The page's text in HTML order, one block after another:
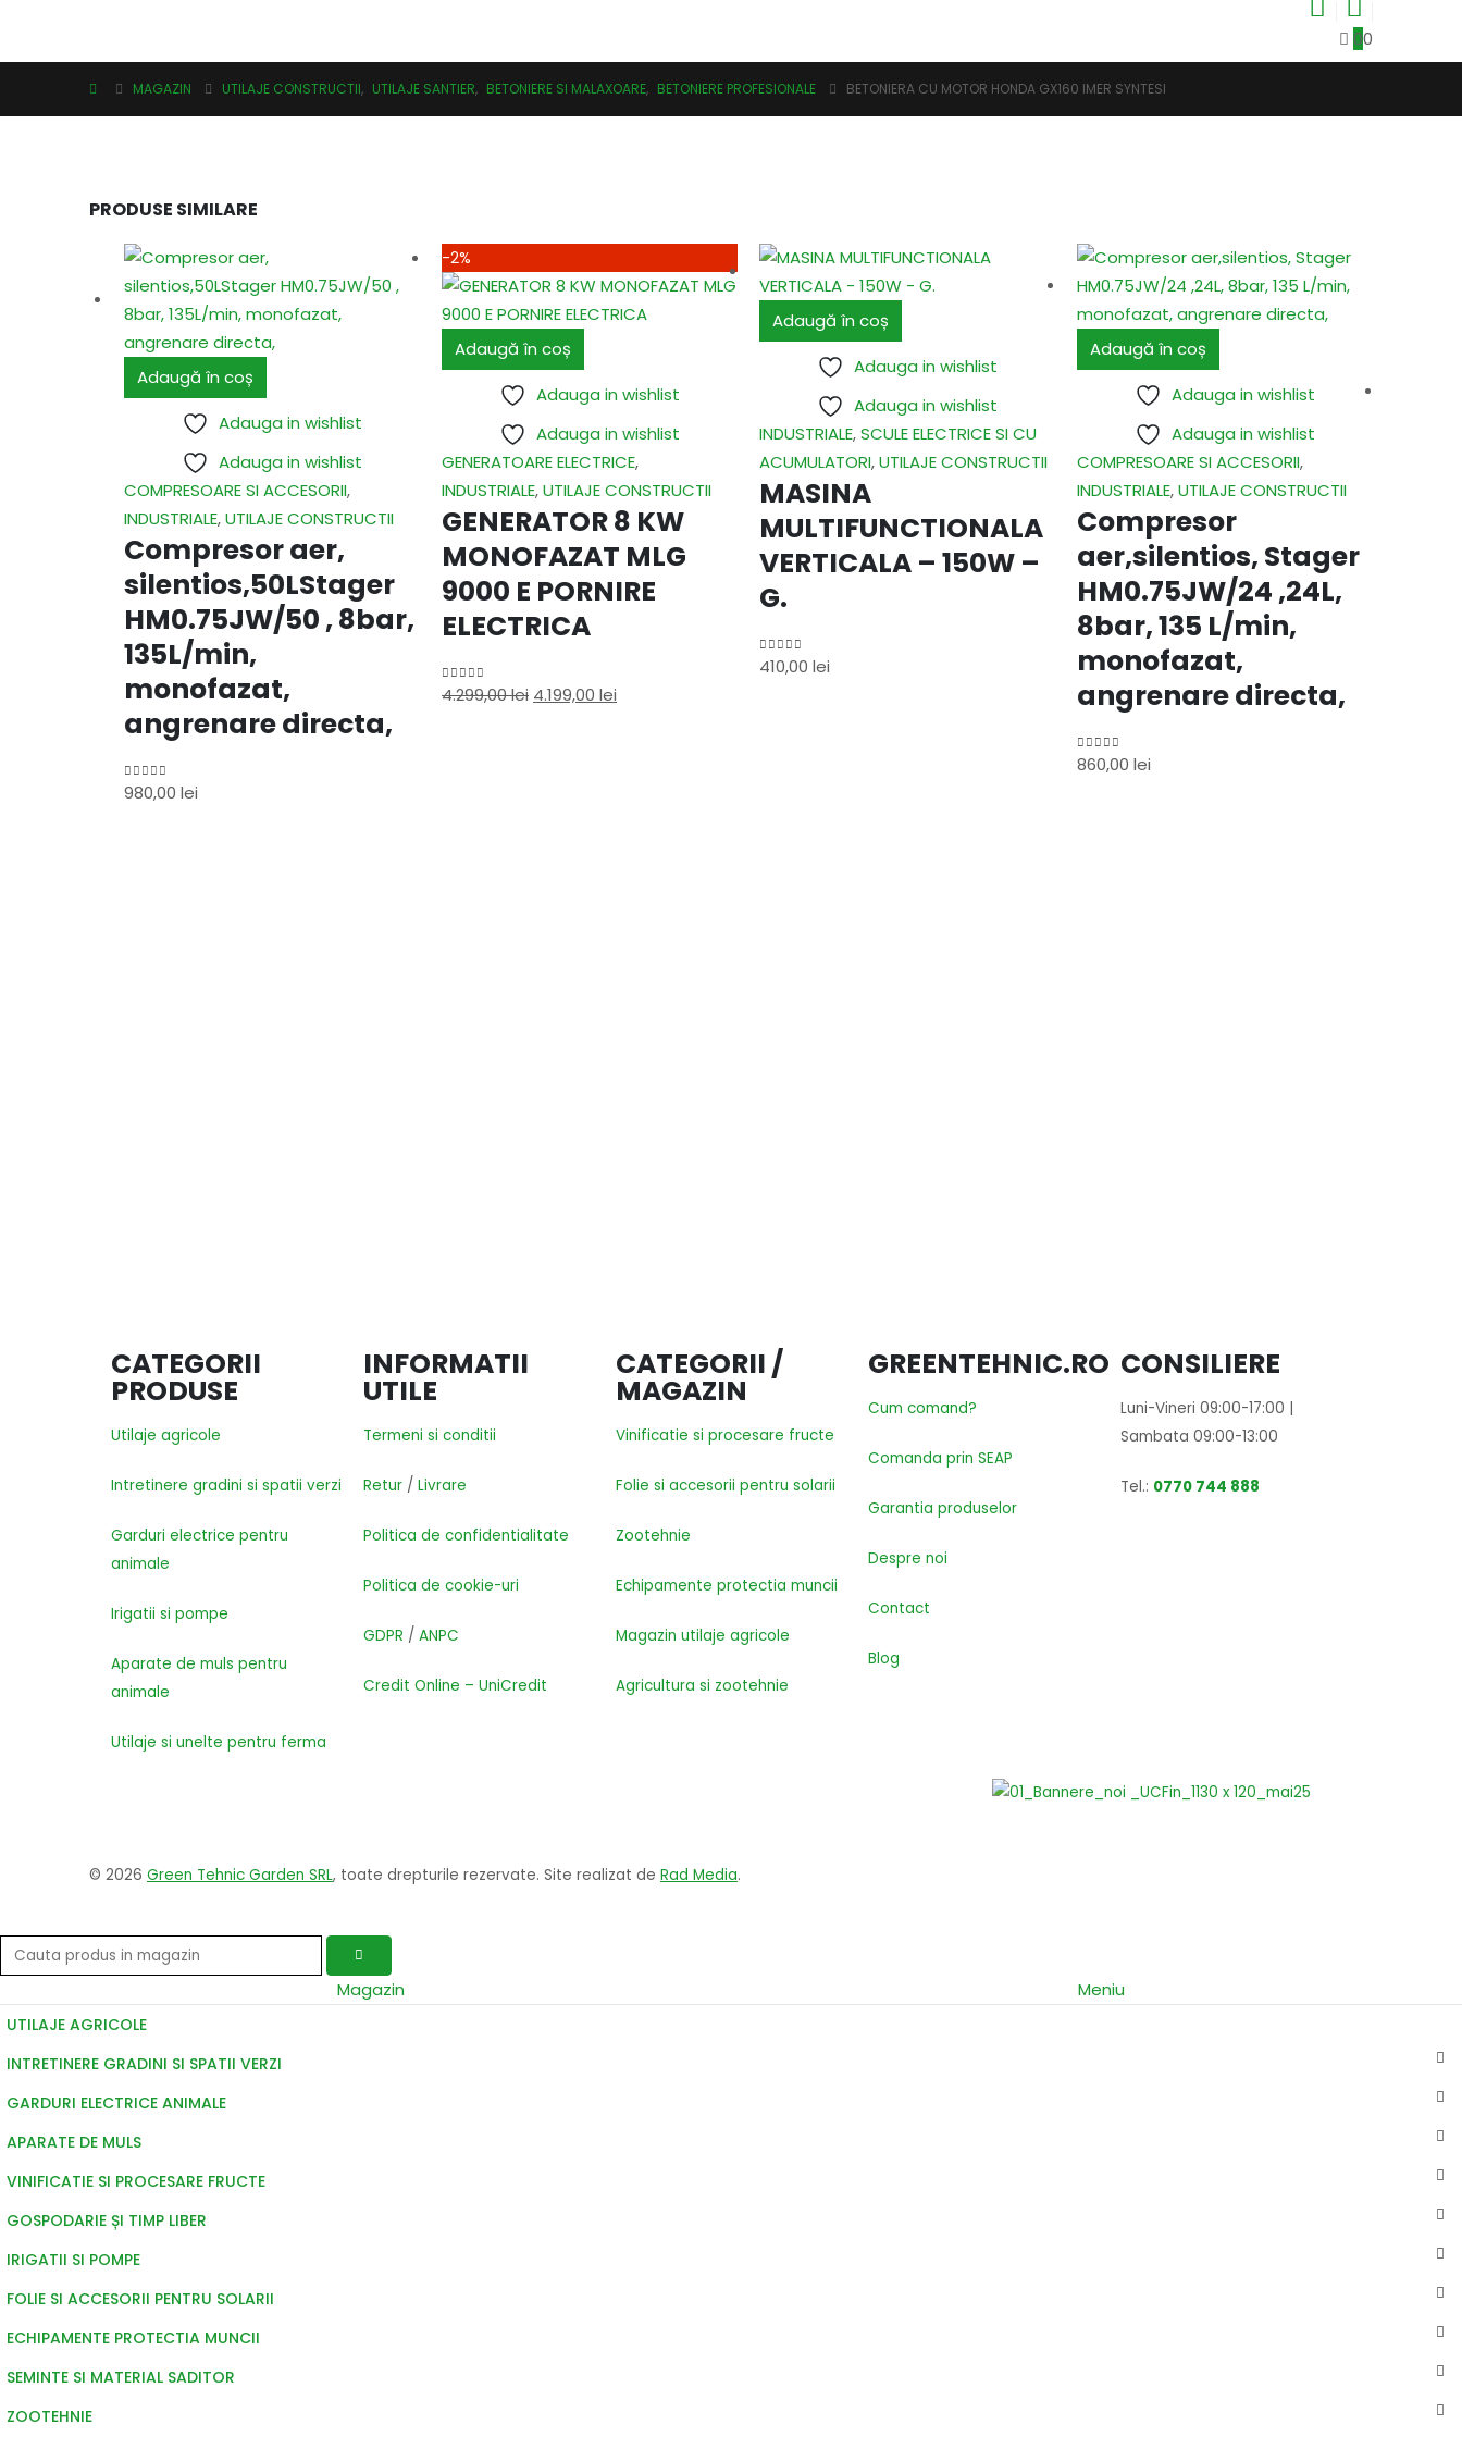
00
MAGAZIN UTILAJE CONSTRUCTII, UTILAJE SANTIER, BETONIERE SI MALAXOARE, BETONIERE PROFESIONALE BETONIERA CU MOTOR HONDA GX160 IMER SYNTESI
PRODUSE SIMILARE
Adaugă în coș
Adauga in wishlist
Adauga in wishlist
COMPRESOARE SI ACCESORII,
INDUSTRIALE,UTILAJE CONSTRUCTII
Compresor aer,
silentios,50LStager
HM0.75JW/50 , 8bar,
135L/min,
monofazat,
angrenare directa,
0out of 5
980,00 lei
-2%
Adaugă în coș
Adauga in wishlist
Adauga in wishlist
GENERATOARE ELECTRICE,
INDUSTRIALE,UTILAJE CONSTRUCTII
GENERATOR 8 KW
MONOFAZAT MLG
9000 E PORNIRE
ELECTRICA
0out of 5
4.299,00lei 4.199,00 lei
Adaugă în coș
Adauga in wishlist
Adauga in wishlist
INDUSTRIALE,SCULE ELECTRICE SI CU
ACUMULATORI,UTILAJE CONSTRUCTII
MASINA
MULTIFUNCTIONALA
VERTICALA – 150W –
G.
0out of 5
410,00 lei
Adaugă în coș
Adauga in wishlist
Adauga in wishlist
COMPRESOARE SI ACCESORII,
INDUSTRIALE,UTILAJE CONSTRUCTII
Compresor
aer,silentios, Stager
HM0.75JW/24 ,24L,
8bar, 135 L/min,
monofazat,
angrenare directa,
0out of 5
860,00 lei
CATEGORII
PRODUSE
Utilaje agricole
Intretinere gradini si spatii verzi
Garduri electrice pentru
animale
Irigatii si pompe
Aparate de muls pentru
animale
Utilaje si unelte pentru ferma
INFORMATII
UTILE
Termeni si conditii
Retur / Livrare
Politica de confidentialitate
Politica de cookie-uri
GDPR / ANPC
Credit Online – UniCredit
CATEGORII /
MAGAZIN
Vinificatie si procesare fructe
Folie si accesorii pentru solarii
Zootehnie
Echipamente protectia muncii
Magazin utilaje agricole
Agricultura si zootehnie
GREENTEHNIC.RO
Cum comand?
Comanda prin SEAP
Garantia produselor
Despre noi
Contact
Blog
CONSILIERE
Luni-Vineri 09:00-17:00 |
Sambata 09:00-13:00
Tel.: 0770 744 888
© 2026 Green Tehnic Garden SRL, toate drepturile rezervate. Site realizat de Rad Media.
Magazin Meniu
UTILAJE AGRICOLE
INTRETINERE GRADINI SI SPATII VERZI
GARDURI ELECTRICE ANIMALE
APARATE DE MULS
VINIFICATIE SI PROCESARE FRUCTE
GOSPODARIE ȘI TIMP LIBER
IRIGATII SI POMPE
FOLIE SI ACCESORII PENTRU SOLARII
ECHIPAMENTE PROTECTIA MUNCII
SEMINTE SI MATERIAL SADITOR
ZOOTEHNIE